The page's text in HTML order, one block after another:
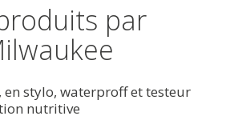
par
en stylo, waterproff et testeur
nutritive